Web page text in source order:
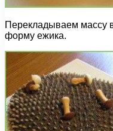
Перекладываем массу
форму ежика.